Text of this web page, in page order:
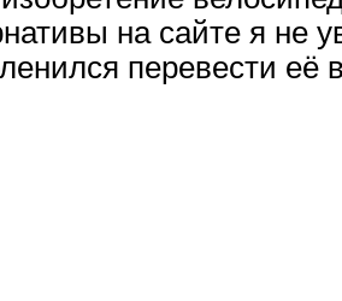
на сайте я не
перевести её